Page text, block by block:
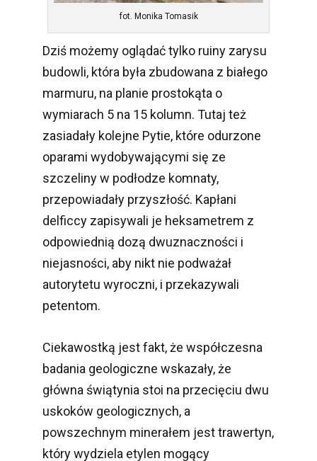
fot. Monika Tomasik
Dziś możemy oglądać tylko ruiny zarysu
budowli, która była zbudowana z białego
marmuru, na planie prostokąta o
wymiarach 5 na 15 kolumn. Tutaj też
zasiadały kolejne Pytie, które odurzone
oparami wydobywającymi się ze
szczeliny w podłodze komnaty,
przepowiadały przyszłość. Kapłani
delficcy zapisywali je heksametrem z
odpowiednią dozą dwuznaczności i
niejasności, aby nikt nie podważał
autorytetu wyroczni, i przekazywali
petentom.
Ciekawostką jest fakt, że współczesna
badania geologiczne wskazały, że
główna świątynia stoi na przecięciu dwu
uskoków geologicznych, a
powszechnym minerałem jest trawertyn,
który wydziela etylen mogący